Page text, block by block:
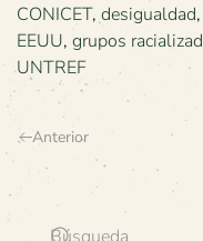
CONICET, desigualdad,
EEUU, grupos
UNTREF
Anterior